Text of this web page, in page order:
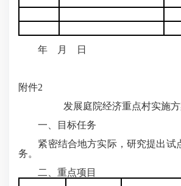
年 月 日
附件2
发展庭院经济重点村实施方
一、目标任务
紧密结合地方实际，研究提出试
务。
二、重点项目